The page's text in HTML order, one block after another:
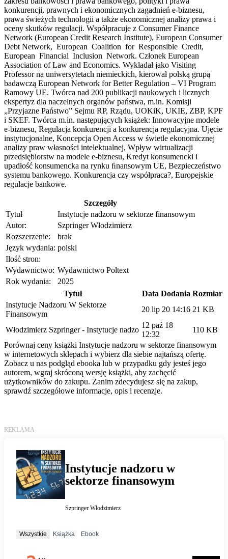
konkurencji, prawnych i ekonomicznych zagadnień e-biznesu,
prawa świeżych technologii a także ekonomicznej analizy prawa i
oceny skutków regulacji. Współpracuje z Consumer Finance
Network (European Credit Research Institute), European Consumer
Debt Network, European Coalition for Responsible Credit,
European Financial Inclusion Network. Członek European
Association of Law and Economics. Wykładał jako Visiting
Professor na uniwersytetach niemieckich, kierował polską grupą
badawczą European Network for Better Regulation – VI Program
Ramowy UE. Twórca nad 200 publikacji naukowych i licznych
ekspertyz dla naczelnych organów państwa, m.in. Komisji
„Przyjazne Państwo” Sejmu RP, Rządu, UOKiK, UKIE, ZBP, KPF
i SKEF. Twórca m.in. następujących książek: Innowacyjne modele
e-biznesu, Regulacja konkurencji a konkurencja regulacyjna. Ujęcie
instytucjonalne, Koncepcja Open Access w świetle ekonomicznej
analizy praw własności intelektualnej, Wpływ wirtualizacji
przedsiębiorstw na modele e-biznesu, Kredyt konsumencki i
upadłość konsumencka na rynku ﬁnansowym UE, Bezpieczeństwo
systemu bankowego. Konkurencja czy współpraca?, Europejskie
regulacje bankowe.
Szczegóły
Tytuł
Instytucje nadzoru w sektorze finansowym
Autor:
Szpringer Włodzimierz
Rozszerzenie:
brak
Język wydania: polski
Ilość stron:
Wydawnictwo: Wydawnictwo Poltext
Rok wydania:
2025
Tytuł
Data Dodania Rozmiar
Instytucje Nadzoru W Sektorze
Finansowym
20 lip 20 14:16 21 KB
Włodzimierz Szpringer - Instytucje nadzo
12 paź 18
12:32
110 KB
Porównaj ceny książki Instytucje nadzoru w sektorze finansowym
w internetowych sklepach i wybierz dla siebie najtańszą ofertę.
Zobacz u nas podgląd ebooka lub w przypadku gdy jesteś jego
autorem, wgraj skróconą wersję książki, aby zachęcić
użytkowników do zakupu. Zanim zdecydujesz się na zakup,
sprawdź szczegółowe informacje, opis i recenzje.